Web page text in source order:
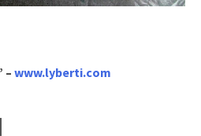
– www.lyberti.com